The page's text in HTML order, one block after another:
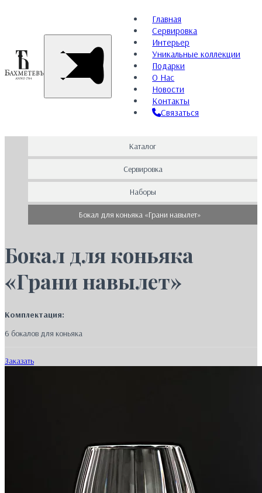
Главная
Сервировка
Интерьер
Уникальные коллекции
Подарки
О Нас
Новости
Контакты
Связаться
Каталог
Сервировка
Наборы
Бокал для коньяка «Грани навылет»
Бокал для коньяка
«Грани навылет»
Комплектация:
6 бокалов для коньяка
Заказать